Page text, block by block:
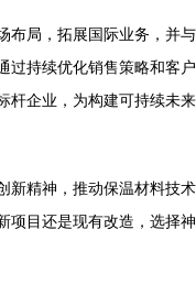
布局，拓展国际业务，并与
过持续优化销售策略和客户
杆企业，为构建可持续未来
新精神，推动保温材料技术
项目还是现有改造，选择神